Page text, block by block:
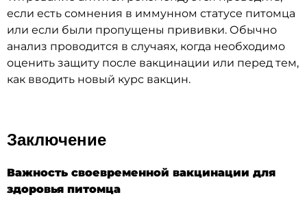
если есть сомнения в иммунном статусе питомца
или если были пропущены прививки. Обычно
анализ проводится в случаях, когда необходимо
оценить защиту после вакцинации или перед тем,
как вводить новый курс вакцин.
Заключение
Важность своевременной вакцинации для
здоровья питомца